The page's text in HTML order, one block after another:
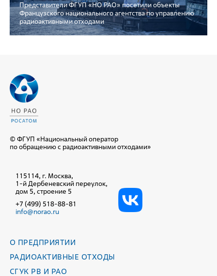
Представители ФГУП «НО РАО» посетили объекты
Французского национального агентства по управлению
радиоактивными отходами
© ФГУП «Национальный оператор
по обращению с радиоактивными отходами»
115114, г. Москва,
1-й Дербеневский переулок,
дом 5, строение 5
+7 (499) 518-88-81
info@norao.ru
О ПРЕДПРИЯТИИ
РАДИОАКТИВНЫЕ ОТХОДЫ
СГУК РВ И РАО